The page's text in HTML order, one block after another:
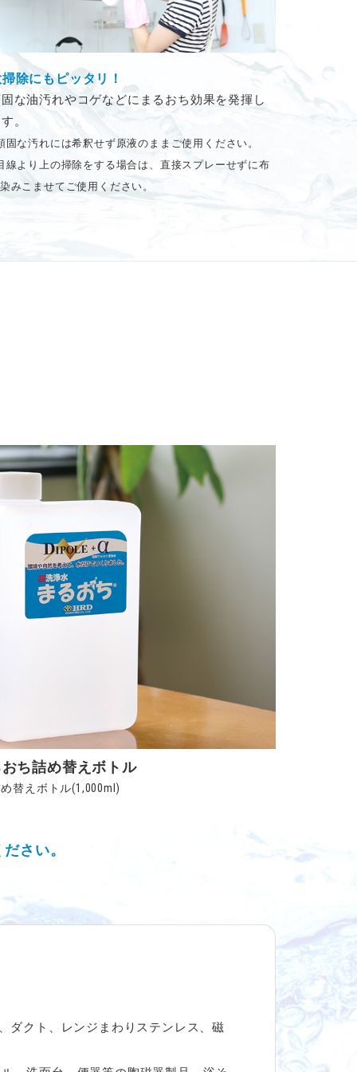
除にもピッタリ！
な油汚れやコゲなどにまるおち効果を発揮し
。
固な汚れには希釈せず原液のままご使用ください。
線より上の掃除をする場合は、直接スプレーせずに布
みこませてご使用ください。
ち詰め替えボトル
替えボトル(1,000ml)
さい。
ダクト、レンジまわりステンレス、磁